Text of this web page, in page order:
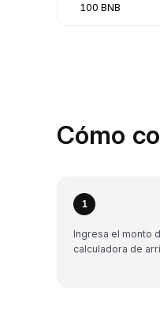
100 BNB
Cómo
1
Ingresa el monto
calculadora de